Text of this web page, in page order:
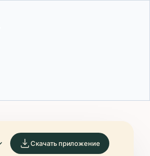
Скачать приложение